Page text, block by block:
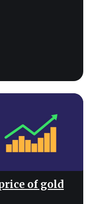
of gold